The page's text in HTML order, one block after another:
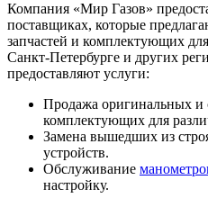
Компания «Мир Газов»
поставщиках, которые
запчастей и комплектующих
Санкт-Петербурге и других
предоставляют услуги:
Продажа оригинальных
комплектующих для
Замена вышедших из
устройств.
Обслуживание
настройку.